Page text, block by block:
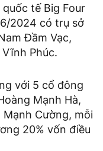
tế Big Four
2024 có trụ sở
Đầm Vạc,
Phúc.
với 5 cổ đông
Mạnh Hà,
Mạnh Cường, mỗi
20% vốn điều